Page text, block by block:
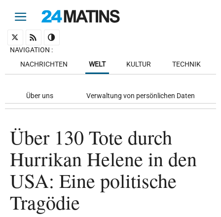
NAVIGATION :
NACHRICHTEN
WELT KULTUR TECHNIK
Über uns Verwaltung von persönlichen Daten
Über 130 Tote durch
Hurrikan Helene in den
USA: Eine politische
Tragödie